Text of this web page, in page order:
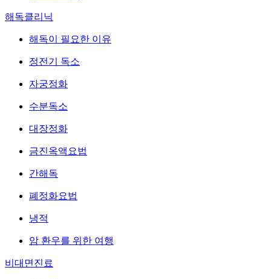
해독클리닉
해독이 필요한 이유
정전기 독소
자궁정화
수분독소
대장정화
금진옥액요법
간해독
폐정화요법
냉적
암 환우를 위한 여행
비대면진료